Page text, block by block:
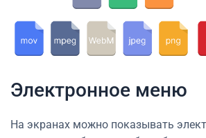
Электронное меню
На экранах можно показывать